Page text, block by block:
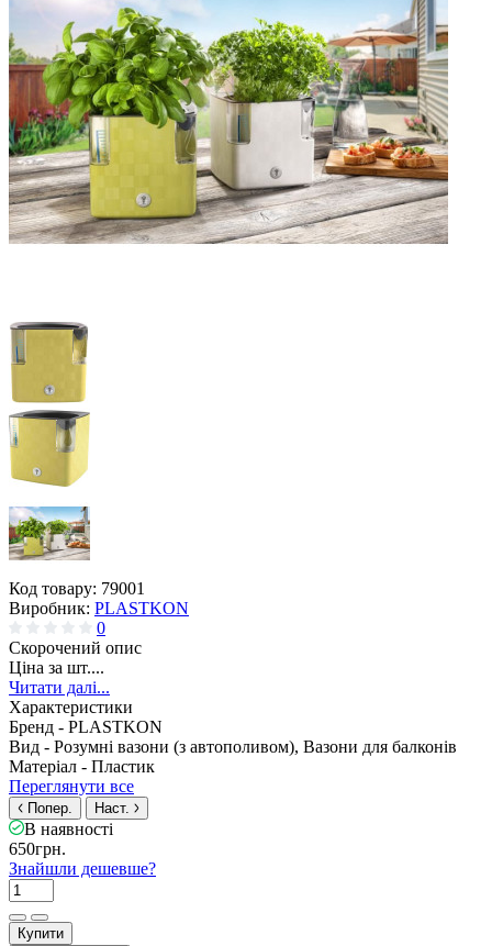
Код товару: 79001
Виробник: PLASTKON
0
Скорочений опис
Ціна за шт....
Читати далі...
Характеристики
Бренд - PLASTKON
Вид - Розумні вазони (з автополивом), Вазони для балконів
Матеріал - Пластик
Переглянути все
Попер. Наст.
В наявності
650грн.
Знайшли дешевше?
Купити